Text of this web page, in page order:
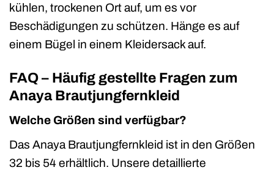
kühlen, trockenen Ort auf, um es vor
Beschädigungen zu schützen. Hänge es auf
einem Bügel in einem Kleidersack auf.
FAQ – Häufig gestellte Fragen zum
Anaya Brautjungfernkleid
Welche Größen sind verfügbar?
Das Anaya Brautjungfernkleid ist in den Größen
32 bis 54 erhältlich. Unsere detaillierte